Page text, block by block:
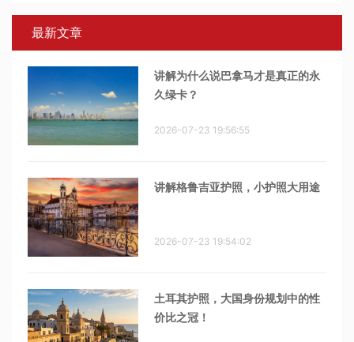
最新文章
讲解为什么说巴拿马才是真正的永
久绿卡？
2026-07-23 19:56:55
讲解格鲁吉亚护照，小护照大用途
2026-07-23 19:54:02
土耳其护照，大国身份规划中的性
价比之冠！